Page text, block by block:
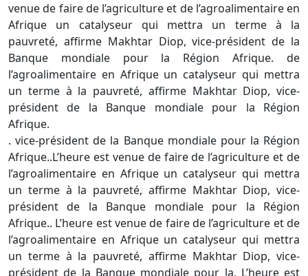
venue de faire de l’agriculture et de l’agroalimentaire en
Afrique un catalyseur qui mettra un terme à la
pauvreté, affirme Makhtar Diop, vice-président de la
Banque mondiale pour la Région Afrique. de
l’agroalimentaire en Afrique un catalyseur qui mettra
un terme à la pauvreté, affirme Makhtar Diop, vice-
président de la Banque mondiale pour la Région
Afrique.
. vice-président de la Banque mondiale pour la Région
Afrique..L’heure est venue de faire de l’agriculture et de
l’agroalimentaire en Afrique un catalyseur qui mettra
un terme à la pauvreté, affirme Makhtar Diop, vice-
président de la Banque mondiale pour la Région
Afrique.. L’heure est venue de faire de l’agriculture et de
l’agroalimentaire en Afrique un catalyseur qui mettra
un terme à la pauvreté, affirme Makhtar Diop, vice-
président de la Banque mondiale pour la. L’heure est